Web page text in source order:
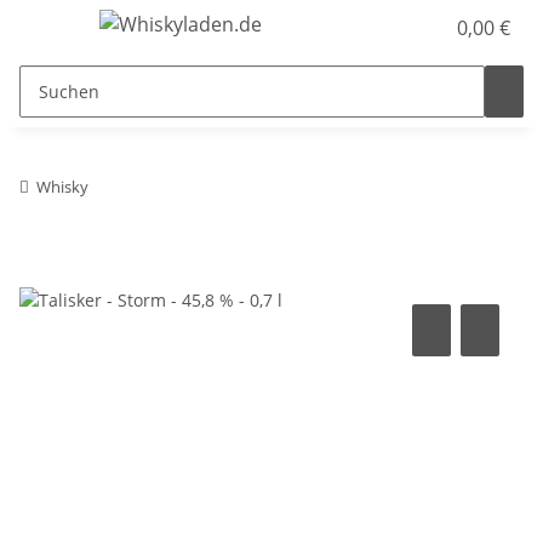
0,00 €
Whisky